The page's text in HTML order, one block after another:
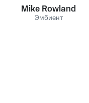
Mike Rowland
Эмбиент